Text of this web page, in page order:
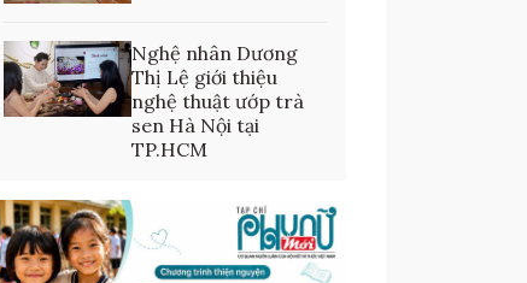
Nghệ nhân Dương
Thị Lệ giới thiệu
nghệ thuật ướp trà
sen Hà Nội tại
TP.HCM